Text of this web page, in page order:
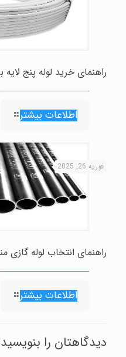
راهنمای خرید لوله پنج
اطلاعات بیشتر
فوریه 26, 2025
راهنمای انتخاب لوله
اطلاعات بیشتر
دیدگاهتان را بنویسید